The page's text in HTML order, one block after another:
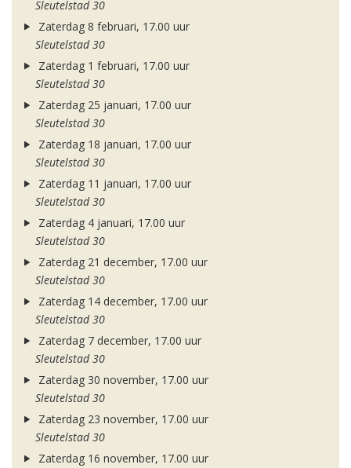
Sleutelstad 30
Zaterdag 8 februari, 17.00 uur
Sleutelstad 30
Zaterdag 1 februari, 17.00 uur
Sleutelstad 30
Zaterdag 25 januari, 17.00 uur
Sleutelstad 30
Zaterdag 18 januari, 17.00 uur
Sleutelstad 30
Zaterdag 11 januari, 17.00 uur
Sleutelstad 30
Zaterdag 4 januari, 17.00 uur
Sleutelstad 30
Zaterdag 21 december, 17.00 uur
Sleutelstad 30
Zaterdag 14 december, 17.00 uur
Sleutelstad 30
Zaterdag 7 december, 17.00 uur
Sleutelstad 30
Zaterdag 30 november, 17.00 uur
Sleutelstad 30
Zaterdag 23 november, 17.00 uur
Sleutelstad 30
Zaterdag 16 november, 17.00 uur